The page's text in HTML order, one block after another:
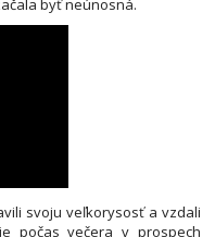
byť neúnosná.
svoju veľkorysosť a vzdali
počas večera v prospech